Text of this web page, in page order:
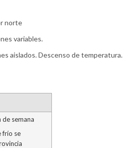
norte
variables.
aislados. Descenso de temperatura.
semana
frío se